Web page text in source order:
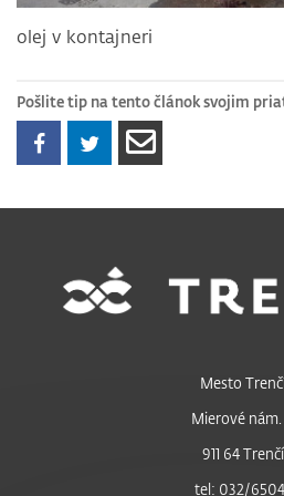
olej v kontajneri
Pošlite tip na tento článok svojim
Mesto
Mierové nám.
911 64
tel: 032/6504